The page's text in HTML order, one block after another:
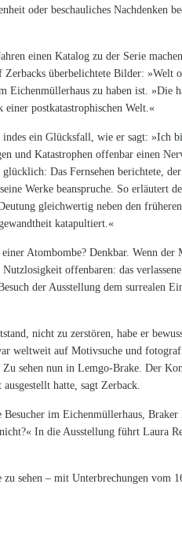
oder beschauliches Nachdenken
einen Katalog zu der Serie
überbelichtete Bilder: »Welt
zu haben ist. »Die
postkatastrophischen Welt.«
ein Glücksfall, wie er sagt: »Ich
und Katastrophen offenbar einen
Das Fernsehen berichtete,
Werke beanspruche. So erläutert
gleichwertig neben den
katapultiert.«
Atombombe? Denkbar. Wenn der
offenbaren: das
der Ausstellung dem surrealen
nicht zu zerstören, habe er
weltweit auf Motivsuche und
sehen nun in Lemgo-Brake. Der
hatte, sagt Zerback.
im Eichenmüllerhaus,
In die Ausstellung führt Laura
sehen – mit Unterbrechungen